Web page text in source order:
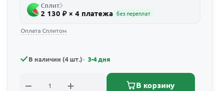
Сплит
2 130 ₽ × 4 платежа без переплат
Оплата Сплитом
В наличии (4 шт.) 3-4 дня
В корзину